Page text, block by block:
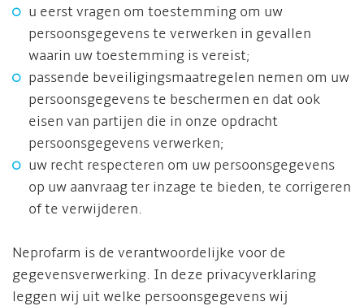
u eerst vragen om toestemming om uw
persoonsgegevens te verwerken in gevallen
waarin uw toestemming is vereist;
passende beveiligingsmaatregelen nemen om uw
persoonsgegevens te beschermen en dat ook
eisen van partijen die in onze opdracht
persoonsgegevens verwerken;
uw recht respecteren om uw persoonsgegevens
op uw aanvraag ter inzage te bieden, te corrigeren
of te verwijderen.
Neprofarm is de verantwoordelijke voor de
gegevensverwerking. In deze privacyverklaring
leggen wij uit welke persoonsgegevens wij